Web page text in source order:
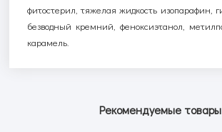
фитостерил, тяжелая жидкость изопарафин,
безводный кремний, феноксиэтанол,
карамель.
Рекомендуемые товары